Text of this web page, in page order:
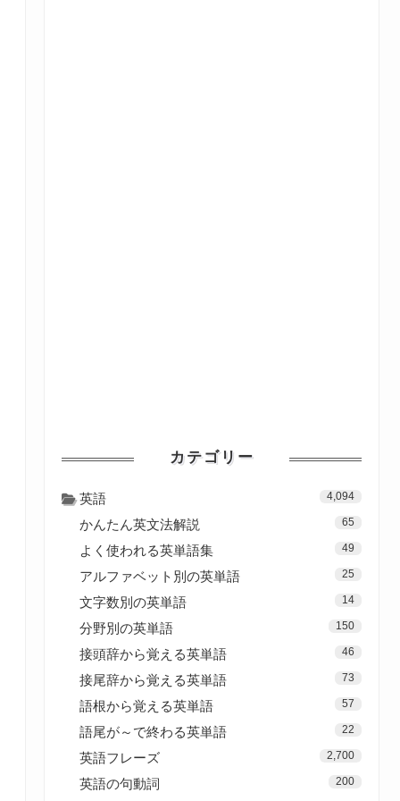
カテゴリー
英語 4,094
かんたん英文法解説 65
よく使われる英単語集 49
アルファベット別の英単語 25
文字数別の英単語 14
分野別の英単語 150
接頭辞から覚える英単語 46
接尾辞から覚える英単語 73
語根から覚える英単語 57
語尾が～で終わる英単語 22
英語フレーズ 2,700
英語の句動詞 200